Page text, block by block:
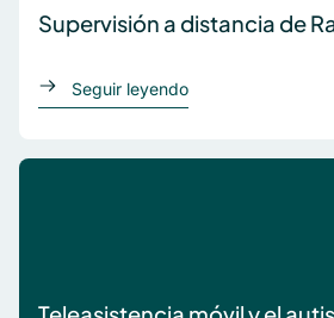
Supervisión a distancia de
Seguir leyendoacerca de